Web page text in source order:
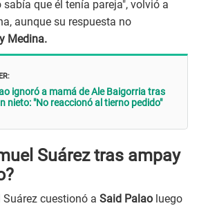
sabía que él tenía pareja", volvió a
aunque su respuesta no
Medina.
ignoró a mamá de Ale Baigorria tras
nieto: "No reaccionó al tierno pedido"
Suárez tras ampay
cuestionó a Said Palao luego